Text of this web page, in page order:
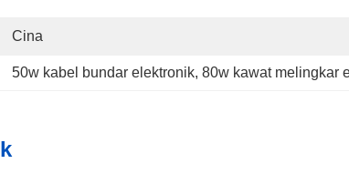
Cina
50w kabel bundar elektronik, 80w kawat melingkar